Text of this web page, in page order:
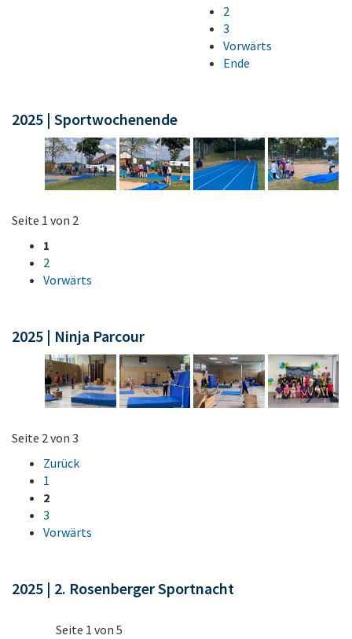
2
3
Vorwärts
Ende
2025 | Sportwochenende
Seite 1 von 2
1
2
Vorwärts
2025 | Ninja Parcour
Seite 2 von 3
Zurück
1
2
3
Vorwärts
2025 | 2. Rosenberger Sportnacht
Seite 1 von 5